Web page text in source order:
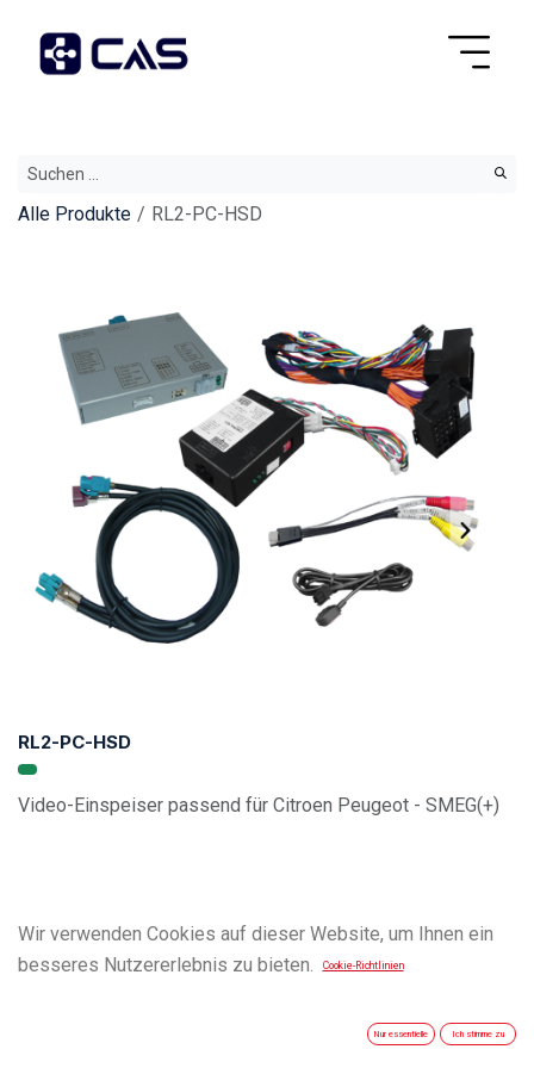
Alle Produkte RL2-PC-HSD
RL2-PC-HSD
Video-Einspeiser passend für Citroen Peugeot - SMEG(+)
Wir verwenden Cookies auf dieser Website, um Ihnen ein
besseres Nutzererlebnis zu bieten.
Cookie-Richtlinien
Nur essentielle Ich stimme zu